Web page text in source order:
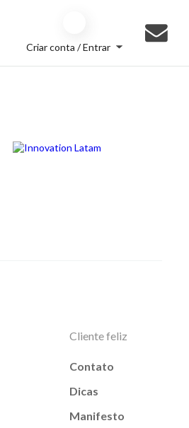
Criar conta / Entrar
Cliente feliz
Contato
Dicas
Manifesto